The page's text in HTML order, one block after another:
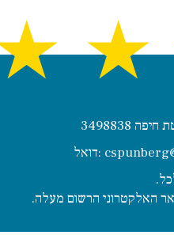
★
דואל:
האלקטרוני הרשום מעלה.